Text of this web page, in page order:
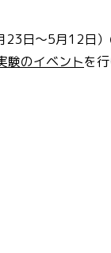
日～5月12日
験のイベントを行